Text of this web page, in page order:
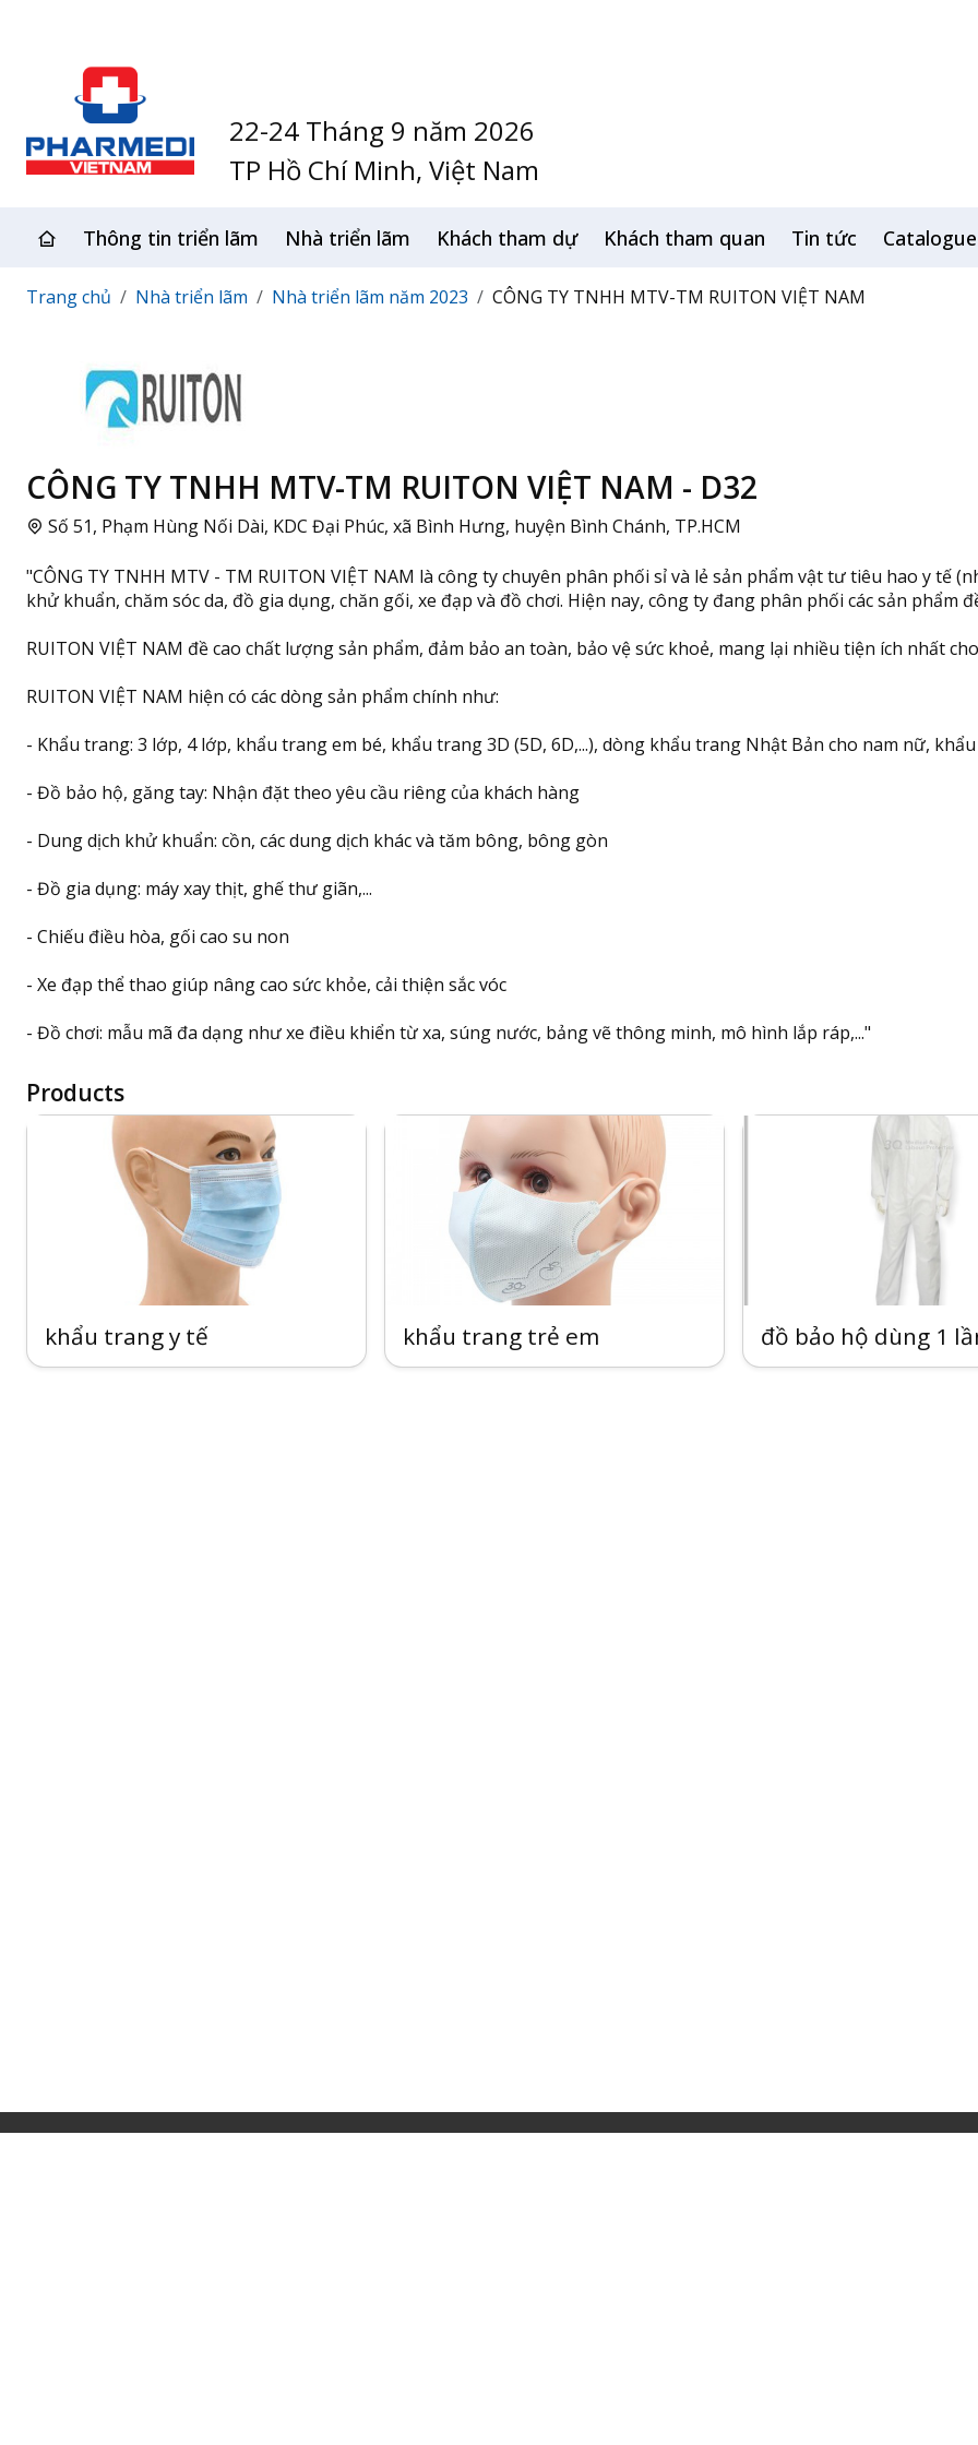
22-24 Tháng 9 năm 2026
TP Hồ Chí Minh, Việt Nam
Thông tin triển lãm Nhà triển lãm Khách tham dự Khách tham quan Tin tức Catalogue
Trang chủ Nhà triển lãm Nhà triển lãm năm 2023 CÔNG TY TNHH MTV-TM RUITON VIỆT NAM
CÔNG TY TNHH MTV-TM RUITON VIỆT NAM - D32
Số 51, Phạm Hùng Nối Dài, KDC Đại Phúc, xã Bình Hưng, huyện Bình Chánh, TP.HCM
"CÔNG TY TNHH MTV - TM RUITON VIỆT NAM là công ty chuyên phân phối sỉ và lẻ sản phẩm vật tư tiêu hao y tế
khử khuẩn, chăm sóc da, đồ gia dụng, chăn gối, xe đạp và đồ chơi. Hiện nay, công ty đang phân phối các sản phẩm
RUITON VIỆT NAM đề cao chất lượng sản phẩm, đảm bảo an toàn, bảo vệ sức khoẻ, mang lại nhiều tiện ích nhất
RUITON VIỆT NAM hiện có các dòng sản phẩm chính như:
- Khẩu trang: 3 lớp, 4 lớp, khẩu trang em bé, khẩu trang 3D (5D, 6D,...), dòng khẩu trang Nhật Bản cho nam nữ,
- Đồ bảo hộ, găng tay: Nhận đặt theo yêu cầu riêng của khách hàng
- Dung dịch khử khuẩn: cồn, các dung dịch khác và tăm bông, bông gòn
- Đồ gia dụng: máy xay thịt, ghế thư giãn,...
- Chiếu điều hòa, gối cao su non
- Xe đạp thể thao giúp nâng cao sức khỏe, cải thiện sắc vóc
- Đồ chơi: mẫu mã đa dạng như xe điều khiển từ xa, súng nước, bảng vẽ thông minh, mô hình lắp ráp,..."
Products
khẩu trang y tế khẩu trang trẻ em đồ bảo hộ dùng 1